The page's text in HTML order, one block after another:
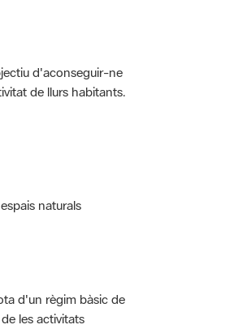
d'aconseguir-ne
de llurs habitants.
naturals
d'un règim bàsic de
les activitats